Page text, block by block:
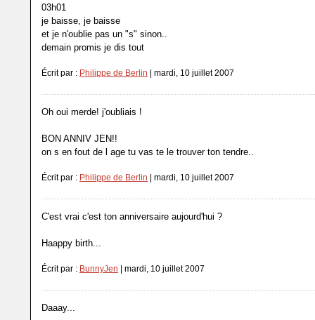
03h01
je baisse, je baisse
et je n'oublie pas un "s" sinon..
demain promis je dis tout
Écrit par : Philippe de Berlin | mardi, 10 juillet 2007
Oh oui merde! j'oubliais !
BON ANNIV JEN!!
on s en fout de l age tu vas te le trouver ton tendre..
Écrit par : Philippe de Berlin | mardi, 10 juillet 2007
C'est vrai c'est ton anniversaire aujourd'hui ?
Haappy birth...
Écrit par : BunnyJen | mardi, 10 juillet 2007
Daaay...